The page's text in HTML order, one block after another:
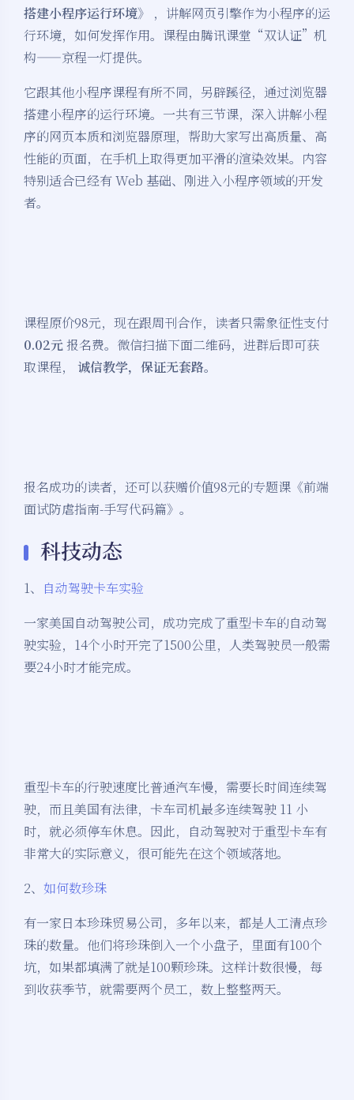
搭建小程序运行环境》
，讲解网页引擎作为小程序的运
行环境，如何发挥作用。课程由腾讯课堂“双认证”机
构——京程一灯提供。
它跟其他小程序课程有所不同，另辟蹊径，通过浏览器
搭建小程序的运行环境。一共有三节课，深入讲解小程
序的网页本质和浏览器原理，帮助大家写出高质量、高
性能的页面，在手机上取得更加平滑的渲染效果。内容
特别适合已经有 Web 基础、刚进入小程序领域的开发
者。
课程原价98元，现在跟周刊合作，读者只需象征性支付
0.02元报名费。微信扫描下面二维码，进群后即可获
取课程， 诚信教学，保证无套路。
报名成功的读者，还可以获赠价值98元的专题课《前端
面试防虐指南-手写代码篇》。
科技动态
1、
自动驾驶卡车实验
一家美国自动驾驶公司，成功完成了重型卡车的自动驾
驶实验，14个小时开完了1500公里，人类驾驶员一般需
要24小时才能完成。
重型卡车的行驶速度比普通汽车慢，需要长时间连续驾
驶，而且美国有法律，卡车司机最多连续驾驶 11 小
时，就必须停车休息。因此，自动驾驶对于重型卡车有
非常大的实际意义，很可能先在这个领域落地。
2、 如何数珍珠
有一家日本珍珠贸易公司，多年以来，都是人工清点珍
珠的数量。他们将珍珠倒入一个小盘子，里面有100个
坑，如果都填满了就是100颗珍珠。这样计数很慢，每
到收获季节，就需要两个员工，数上整整两天。